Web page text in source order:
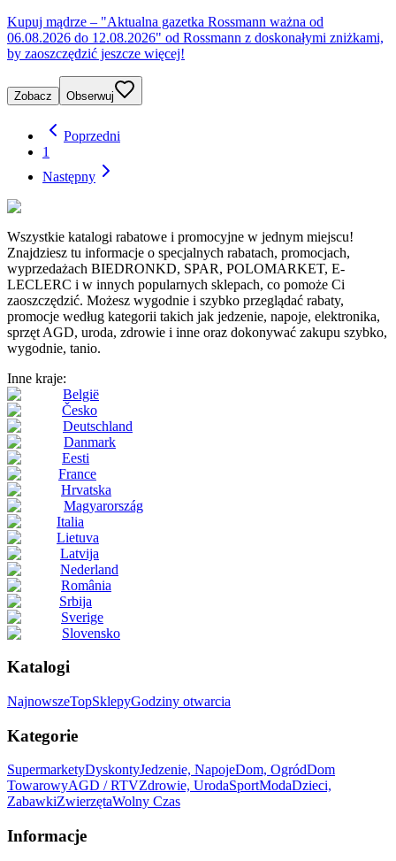
Kupuj mądrze – "Aktualna gazetka Rossmann ważna od
06.08.2026 do 12.08.2026" od Rossmann z doskonałymi zniżkami,
by zaoszczędzić jeszcze więcej!
Zobacz Obserwuj
Poprzedni
1
Następny
Wszystkie katalogi rabatowe i promocyjne w jednym miejscu!
Znajdziesz tu informacje o specjalnych rabatach, promocjach,
wyprzedażach BIEDRONKD, SPAR, POLOMARKET, E-
LECLERC i w innych popularnych sklepach, co pomoże Ci
zaoszczędzić. Możesz wygodnie i szybko przeglądać rabaty,
promocje według kategorii takich jak jedzenie, napoje, elektronika,
sprzęt AGD, uroda, zdrowie i inne oraz dokonywać zakupu szybko,
wygodnie, tanio.
Inne kraje:
België
Česko
Deutschland
Danmark
Eesti
France
Hrvatska
Magyarország
Italia
Lietuva
Latvija
Nederland
România
Srbija
Sverige
Slovensko
Katalogi
NajnowszeTopSklepyGodziny otwarcia
Kategorie
SupermarketyDyskontyJedzenie, NapojeDom, OgródDom
TowarowyAGD / RTVZdrowie, UrodaSportModaDzieci,
ZabawkiZwierzętaWolny Czas
Informacje